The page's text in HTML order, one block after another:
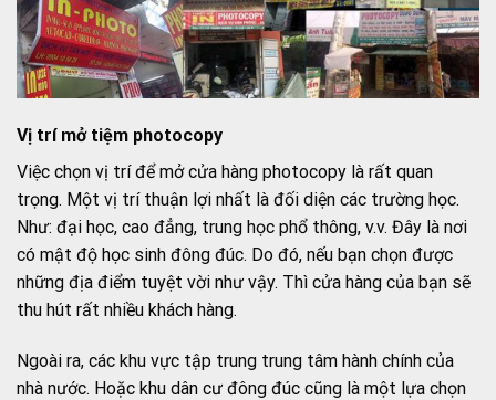
Vị trí mở tiệm photocopy
Việc chọn vị trí để mở cửa hàng photocopy là rất quan
trọng. Một vị trí thuận lợi nhất là đối diện các trường học.
Như: đại học, cao đẳng, trung học phổ thông, v.v. Đây là nơi
có mật độ học sinh đông đúc. Do đó, nếu bạn chọn được
những địa điểm tuyệt vời như vậy. Thì cửa hàng của bạn sẽ
thu hút rất nhiều khách hàng.
Ngoài ra, các khu vực tập trung trung tâm hành chính của
nhà nước. Hoặc khu dân cư đông đúc cũng là một lựa chọn